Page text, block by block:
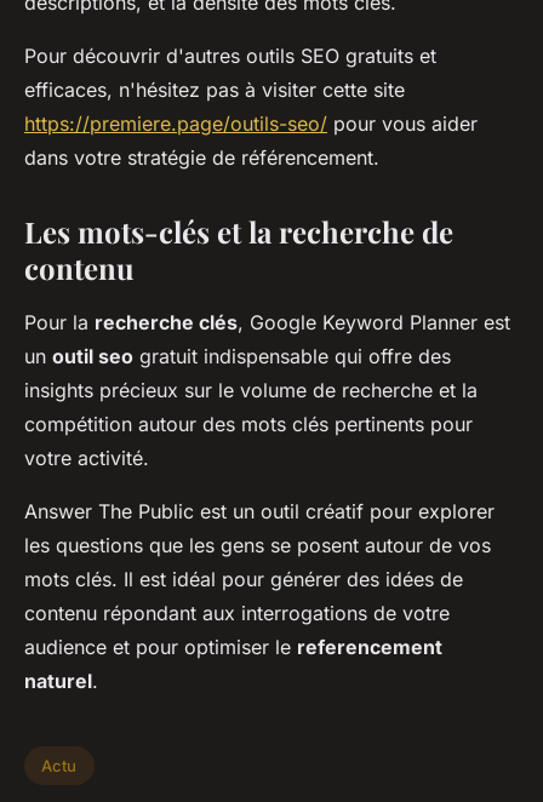
Pour découvrir d'autres outils SEO gratuits et
efficaces, n'hésitez pas à visiter cette site
https://premiere.page/outils-seo/ pour vous aider
dans votre stratégie de référencement.
Les mots-clés et la recherche de
contenu
Pour la recherche clés, Google Keyword Planner est
un outil seo gratuit indispensable qui offre des
insights précieux sur le volume de recherche et la
compétition autour des mots clés pertinents pour
votre activité.
Answer The Public est un outil créatif pour explorer
les questions que les gens se posent autour de vos
mots clés. Il est idéal pour générer des idées de
contenu répondant aux interrogations de votre
audience et pour optimiser le referencement
naturel.
Actu